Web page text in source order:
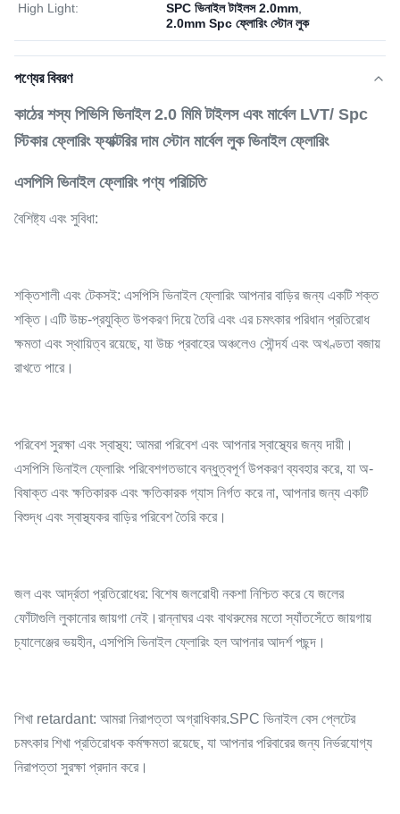
High Light: SPC ভিনাইল টাইলস 2.0mm
2.0mm Spc ফ্লোরিং স্টোন লুক
পণ্যের বিবরণ
কাঠের শস্য পিভিসি ভিনাইল 2.0 মিমি টাইলস এবং মার্বেল LVT/ Spc
স্টিকার ফ্লোরিং ফ্যাক্টরির দাম স্টোন মার্বেল লুক ভিনাইল ফ্লোরিং
এসপিসি ভিনাইল ফ্লোরিং পণ্য পরিচিতি
বৈশিষ্ট্য এবং সুবিধা:
শক্তিশালী এবং টেকসই: এসপিসি ভিনাইল ফ্লোরিং আপনার বাড়ির জন্য একটি শক্ত
শক্তি।এটি উচ্চ-প্রযুক্তি উপকরণ দিয়ে তৈরি এবং এর চমৎকার পরিধান প্রতিরোধ
ক্ষমতা এবং স্থায়িত্ব রয়েছে, যা উচ্চ প্রবাহের অঞ্চলেও সৌন্দর্য এবং অখণ্ডতা বজায়
রাখতে পারে।
পরিবেশ সুরক্ষা এবং স্বাস্থ্য: আমরা পরিবেশ এবং আপনার স্বাস্থ্যের জন্য দায়ী।
এসপিসি ভিনাইল ফ্লোরিং পরিবেশগতভাবে বন্ধুত্বপূর্ণ উপকরণ ব্যবহার করে, যা অ-
বিষাক্ত এবং ক্ষতিকারক এবং ক্ষতিকারক গ্যাস নির্গত করে না, আপনার জন্য একটি
বিশুদ্ধ এবং স্বাস্থ্যকর বাড়ির পরিবেশ তৈরি করে।
জল এবং আর্দ্রতা প্রতিরোধের: বিশেষ জলরোধী নকশা নিশ্চিত করে যে জলের
ফোঁটাগুলি লুকানোর জায়গা নেই।রান্নাঘর এবং বাথরুমের মতো স্যাঁতসেঁতে জায়গায়
চ্যালেঞ্জের ভয়হীন, এসপিসি ভিনাইল ফ্লোরিং হল আপনার আদর্শ পছন্দ।
শিখা retardant: আমরা নিরাপত্তা অগ্রাধিকার.SPC ভিনাইল বেস প্লেটের
চমৎকার শিখা প্রতিরোধক কর্মক্ষমতা রয়েছে, যা আপনার পরিবারের জন্য নির্ভরযোগ্য
নিরাপত্তা সুরক্ষা প্রদান করে।